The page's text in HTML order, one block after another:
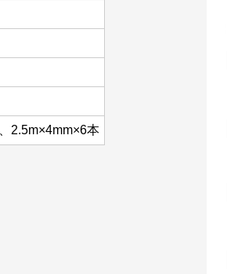
2.5m×4mm×6本